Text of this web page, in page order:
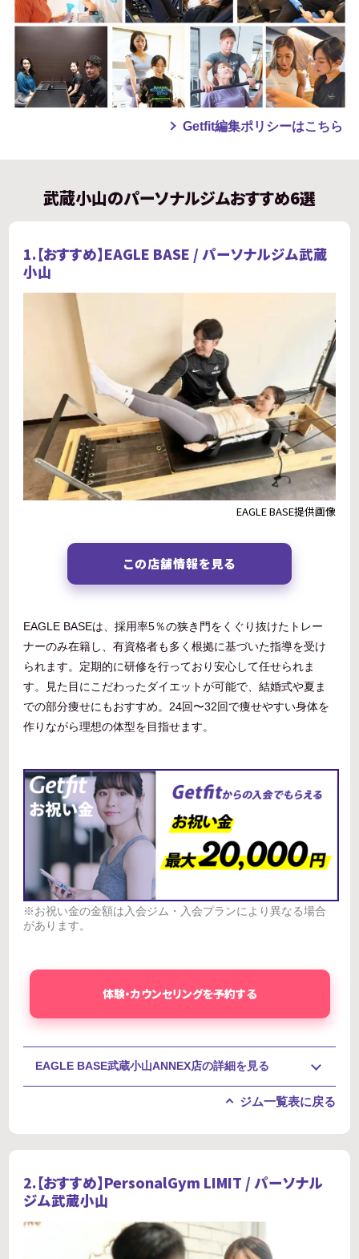
Getfit編集ポリシーはこちら
武蔵小山のパーソナルジムおすすめ6選
1.【おすすめ】EAGLE BASE / パーソナルジム武蔵
小山
EAGLE BASE提供画像
この店舗情報を見る
EAGLE BASEは、採用率5％の狭き門をくぐり抜けたトレー
ナーのみ在籍し、有資格者も多く根拠に基づいた指導を受け
られます。定期的に研修を行っており安心して任せられま
す。見た目にこだわったダイエットが可能で、結婚式や夏ま
での部分痩せにもおすすめ。24回〜32回で痩せやすい身体を
作りながら理想の体型を目指せます。
※お祝い金の金額は入会ジム・入会プランにより異なる場合
があります。
体験・カウンセリングを予約する
EAGLE BASE武蔵小山ANNEX店の詳細を見る
ジム一覧表に戻る
2.【おすすめ】PersonalGym LIMIT / パーソナル
ジム武蔵小山